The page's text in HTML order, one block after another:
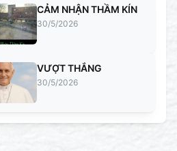
CẢM NHẬN THẦM KÍN
30/5/2026
VƯỢT THẮNG
30/5/2026